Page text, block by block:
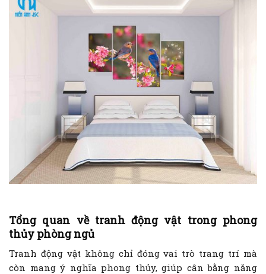
Tổng quan về tranh động vật trong phong
thủy phòng ngủ
Tranh động vật không chỉ đóng vai trò trang trí mà
còn mang ý nghĩa phong thủy, giúp cân bằng năng